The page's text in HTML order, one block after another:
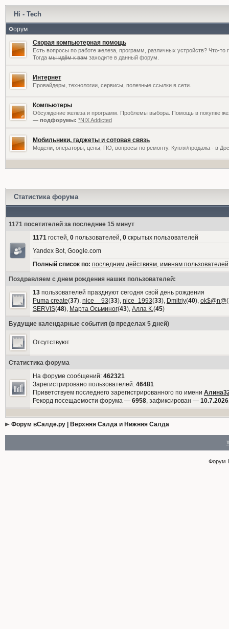
Hi - Tech
Форум
Скорая компьютерная помощь
Есть вопросы по работе железа, программ, различных устройств? Что-то
Тогдамы идём к вамзаходите в данный форум.
Интернет
Провайдеры, технологии, сервисы, полезные ссылки в сети.
Компьютеры
Обсуждение железа и программ. Проблемы выбора. Помощь в покупке
— подфорумы: *NIX Addicted
Мобильники, гаджеты и сотовая связь
Модели, операторы, цены, ПО, вопросы по ремонту. Купля/продажа - в
Статистика форума
1171 посетителей за последние 15 минут
1171гостей, 0пользователей, 0скрытых пользователей
Yandex Bot, Google.com
Полный список по: последним действиям, именам пользователей
Поздравляем с днем рождения наших пользователей:
13пользователей празднуют сегодня свой день рождения
Puma create(37), nice__93(33), nice_1993(33), Dmitriy(40), ok$@n@(
SERVIS(48), Марта Осьминог(43), Алла К.(45)
Будущие календарные события (в пределах 5 дней)
Отсутствуют
Статистика форума
На форуме сообщений: 462321
Зарегистрировано пользователей: 46481
Приветствуем последнего зарегистрированного по имени
Рекорд посещаемости форума — 6958, зафиксирован —
Форум вСалде.ру | Верхняя Салда и Нижняя Салда
Форум